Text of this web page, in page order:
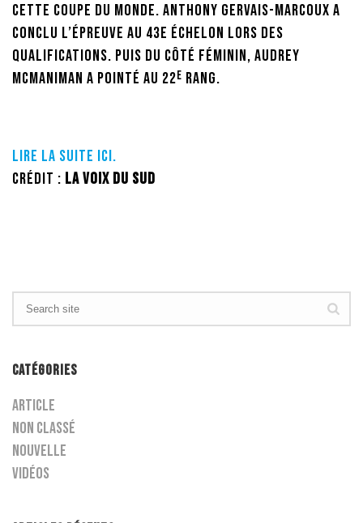
cette Coupe du monde. Anthony Gervais-Marcoux a
conclu l’épreuve au 43e échelon lors des
qualifications. Puis du côté féminin, Audrey
McManiman a pointé au 22e rang.
Lire la suite ici.
Crédit : La Voix du Sud
CATÉGORIES
Article
Non classé
Nouvelle
Vidéos